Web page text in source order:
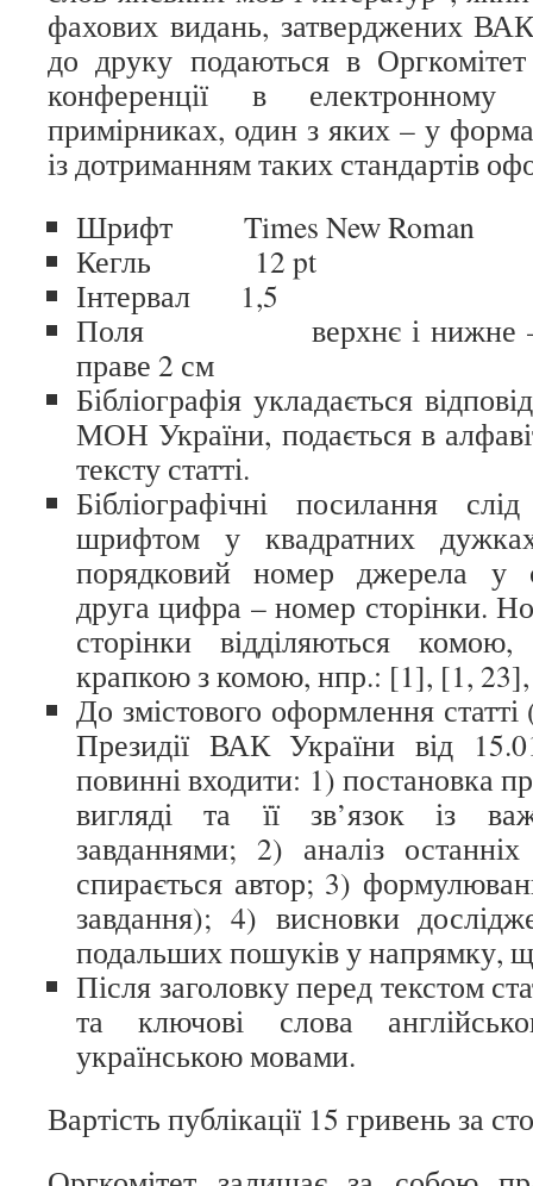
фахових видань, затверджених
до друку подаються в
конференції в
примірниках, один з яких – у
із дотриманням таких стандартів
Шрифт Times New Roman
Кегль 12 pt
Інтервал 1,5
Поля верхнє і нижне –
праве 2 см
Бібліографія укладається
МОН України, подається в
тексту статті.
Бібліографічні посилання
шрифтом у квадратних
порядковий номер джерела у
друга цифра – номер сторінки.
сторінки відділяються
крапкою з комою, нпр.: [1], [1,
До змістового оформлення
Президії ВАК України від
повинні входити: 1) постановка
вигляді та її зв’язок із
завданнями; 2) аналіз
спирається автор; 3)
завдання); 4) висновки
подальших пошуків у напрямку,
Після заголовку перед текстом
та ключові слова
українською мовами.
Вартість публікації 15 гривень за